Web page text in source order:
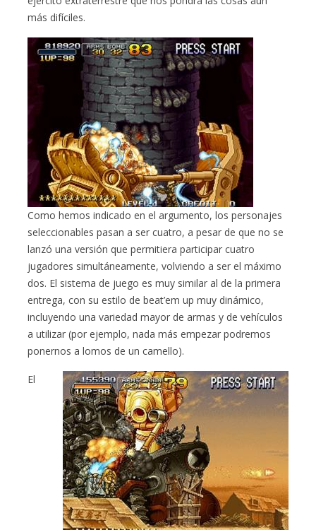
más difíciles.
Como hemos indicado en el argumento, los personajes
seleccionables pasan a ser cuatro, a pesar de que no se
lanzó una versión que permitiera participar cuatro
jugadores simultáneamente, volviendo a ser el máximo
dos. El sistema de juego es muy similar al de la primera
entrega, con su estilo de beat’em up muy dinámico,
incluyendo una variedad mayor de armas y de vehículos
a utilizar (por ejemplo, nada más empezar podremos
ponernos a lomos de un camello).
El